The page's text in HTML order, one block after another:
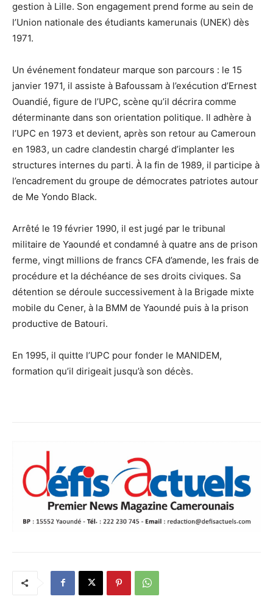
gestion à Lille. Son engagement prend forme au sein de
l’Union nationale des étudiants kamerunais (UNEK) dès
1971.
Un événement fondateur marque son parcours : le 15
janvier 1971, il assiste à Bafoussam à l’exécution d’Ernest
Ouandié, figure de l’UPC, scène qu’il décrira comme
déterminante dans son orientation politique. Il adhère à
l’UPC en 1973 et devient, après son retour au Cameroun
en 1983, un cadre clandestin chargé d’implanter les
structures internes du parti. À la fin de 1989, il participe à
l’encadrement du groupe de démocrates patriotes autour
de Me Yondo Black.
Arrêté le 19 février 1990, il est jugé par le tribunal
militaire de Yaoundé et condamné à quatre ans de prison
ferme, vingt millions de francs CFA d’amende, les frais de
procédure et la déchéance de ses droits civiques. Sa
détention se déroule successivement à la Brigade mixte
mobile du Cener, à la BMM de Yaoundé puis à la prison
productive de Batouri.
En 1995, il quitte l’UPC pour fonder le MANIDEM,
formation qu’il dirigeait jusqu’à son décès.